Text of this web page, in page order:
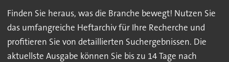
Finden Sie heraus, was die Branche bewegt! Nutzen Sie
das umfangreiche Heftarchiv für Ihre Recherche und
profitieren Sie von detaillierten Suchergebnissen. Die
aktuellste Ausgabe können Sie bis zu 14 Tage nach